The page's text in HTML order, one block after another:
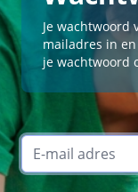
Je wachtwoord
mailadres in
je wachtwoord